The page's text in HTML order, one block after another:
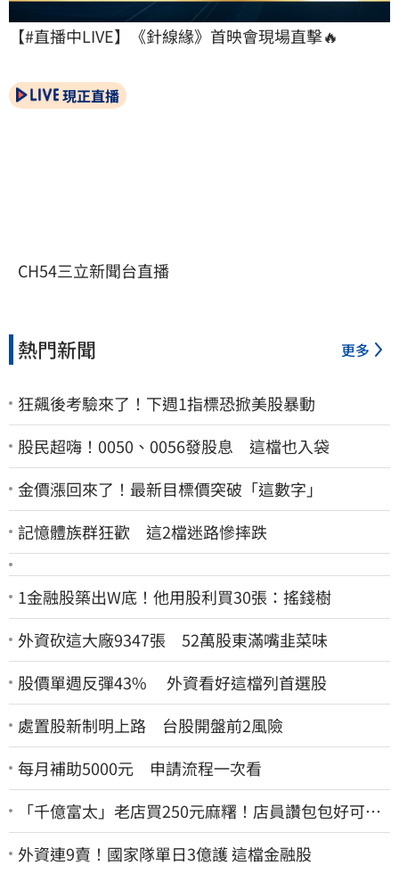
【#直播中LIVE】《針線緣》首映會現場直擊🔥
現正直播
CH54三立新聞台直播
熱門新聞 更多
狂飆後考驗來了！下週1指標恐掀美股暴動
股民超嗨！0050、0056發股息 這檔也入袋
金價漲回來了！最新目標價突破「這數字」
記憶體族群狂歡 這2檔迷路慘摔跌
1金融股築出W底！他用股利買30張：搖錢樹
外資砍這大廠9347張 52萬股東滿嘴韭菜味
股價單週反彈43% 外資看好這檔列首選股
處置股新制明上路 台股開盤前2風險
每月補助5000元 申請流程一次看
「千億富太」老店買250元麻糬！店員讚包包好可
愛 笑回：我自己做的
外資連9賣！國家隊單日3億護 這檔金融股